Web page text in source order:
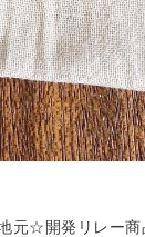
元☆開発リレー